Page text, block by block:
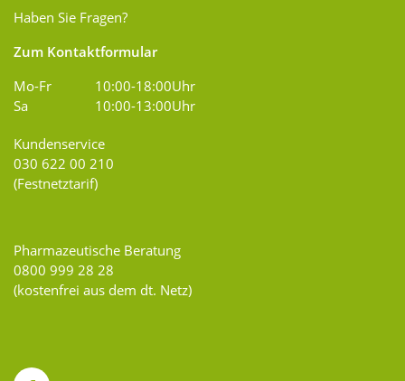
Haben Sie Fragen?
Zum Kontaktformular
Mo-Fr
10:00-18:00Uhr
Sa
10:00-13:00Uhr
Kundenservice
030 622 00 210
(Festnetztarif)
Pharmazeutische Beratung
0800 999 28 28
(kostenfrei aus dem dt. Netz)